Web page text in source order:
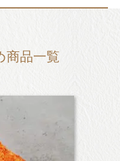
商品一覧